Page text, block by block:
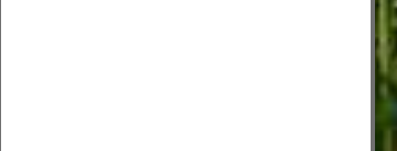
больших коттеджей.